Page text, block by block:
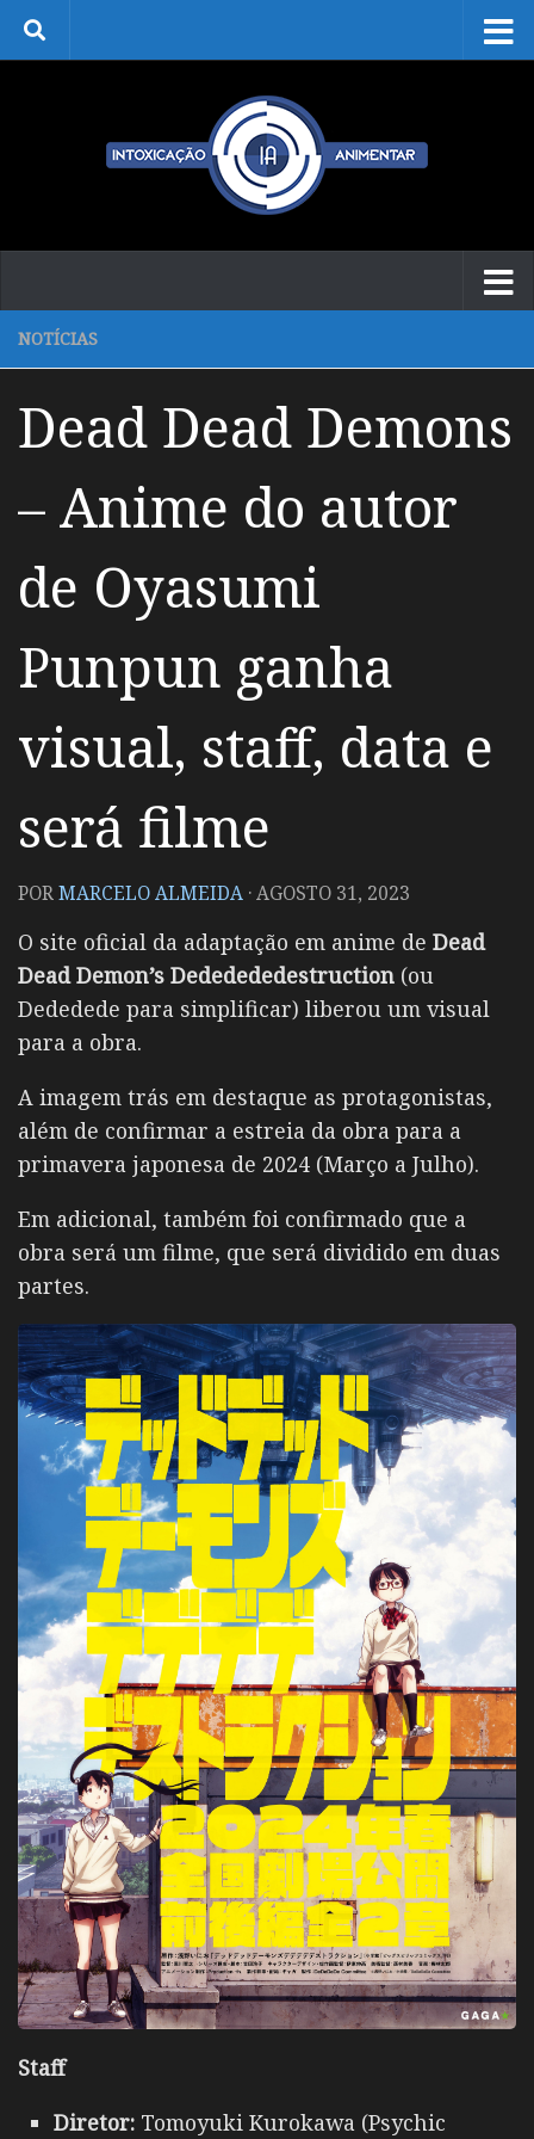
Skip to content
NOTÍCIAS
Dead Dead Demons
– Anime do autor
de Oyasumi
Punpun ganha
visual, staff, data e
será filme
PORMARCELO ALMEIDA ·AGOSTO 31, 2023
O site oficial da adaptação em anime de Dead
Dead Demon’s Dededededestruction (ou
Dededede para simplificar) liberou um visual
para a obra.
A imagem trás em destaque as protagonistas,
além de confirmar a estreia da obra para a
primavera japonesa de 2024 (Março a Julho).
Em adicional, também foi confirmado que a
obra será um filme, que será dividido em duas
partes.
Staff
Diretor: Tomoyuki Kurokawa (Psychic